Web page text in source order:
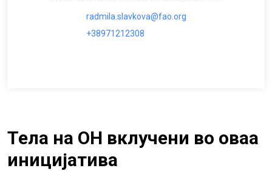
radmila.slavkova@fao.org
+38971212308
Тела на ОН вклучени во оваа
иницијатива